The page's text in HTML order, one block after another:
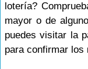
lotería?
mayor o de
puedes visitar la
para confirmar los